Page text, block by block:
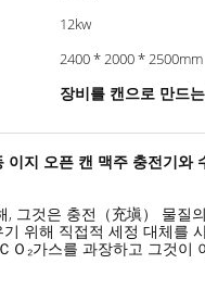
12kw
2400 * 2000 * 2500mm
장비를 캔으로 만드
이지 오픈 캔 맥주 충전기와
, 그것은 충전（充塡） 물질
위해 직접적 세정 대체를
Ｏ₂가스를 과장하고 그것